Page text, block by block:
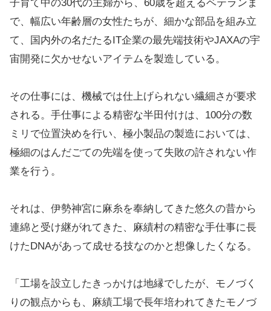
子育て中の30代の主婦から、60歳を超えるベテランま
で、幅広い年齢層の女性たちが、細かな部品を組み立
て、国内外の名だたるIT企業の最先端技術やJAXAの宇
宙開発に欠かせないアイテムを製造している。
その仕事には、機械では仕上げられない繊細さが要求
される。手仕事による精密な半田付けは、100分の数
ミリで位置決めを行い、極小製品の製造においては、
極細のはんだごての先端を使って失敗の許されない作
業を行う。
それは、伊勢神宮に麻糸を奉納してきた悠久の昔から
連綿と受け継がれてきた、麻績村の精密な手仕事に長
けたDNAがあって成せる技なのかと想像したくなる。
「工場を設立したきっかけは地縁でしたが、モノづく
りの観点からも、麻績工場で長年培われてきたモノづ